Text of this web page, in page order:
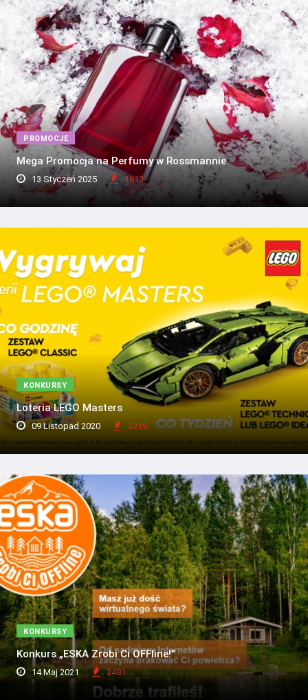
PROMOCJE
Mega Promocja na Perfumy w Rossmannie
13 Styczeń 2025 1613
KONKURSY
Loteria LEGO Masters
09 Listopad 2020 3219
KONKURSY
Konkurs „ESKA Zrobi Ci OFFline!”
14 Maj 2021 3481